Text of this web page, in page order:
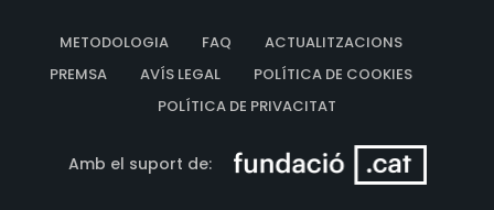
METODOLOGIA FAQ
ACTUALITZACIONS
PREMSA
AVÍS LEGAL
POLÍTICA DE COOKIES
POLÍTICA DE PRIVACITAT
Amb el suport de: